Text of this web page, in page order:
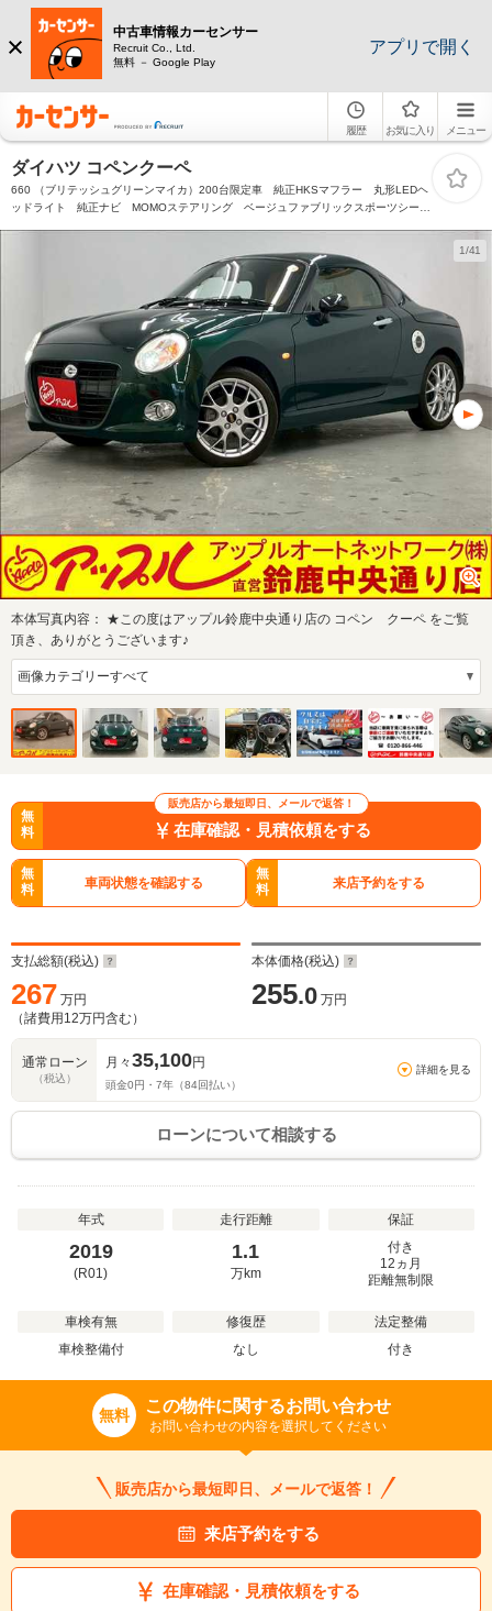
中古車情報カーセンサー
Recruit Co., Ltd.
無料 － Google Play
アプリで開く
履歴 お気に入り メニュー
ダイハツ コペンクーペ
660 （ブリテッシュグリーンマイカ）200台限定車 純正HKSマフラー 丸形LEDヘ
ッドライト 純正ナビ MOMOステアリング ベージュファブリックスポーツシー
1/41
本体写真内容： ★この度はアップル鈴鹿中央通り店の コペン クーペ をご覧
頂き、ありがとうございます♪
販売店から最短即日、メールで返答！
無
料
在庫確認・見積依頼をする
無
料
車両状態を確認する
無
料
来店予約をする
支払総額(税込)
267 万円
（諸費用 12万円含む）
本体価格(税込)
255.0 万円
通常ローン
（税込）
月々35,100円
頭金0円・ 7年（84回払い）
詳細を見る
ローンについて相談する
年式
2019
(R01)
走行距離
1.1
万km
保証
付き
12ヵ月
距離無制限
車検有無
車検整備付
修復歴
なし
法定整備
付き
無料 この物件に関するお問い合わせ
お問い合わせの内容を選択してください
販売店から最短即日、メールで返答！
来店予約をする
在庫確認・見積依頼をする